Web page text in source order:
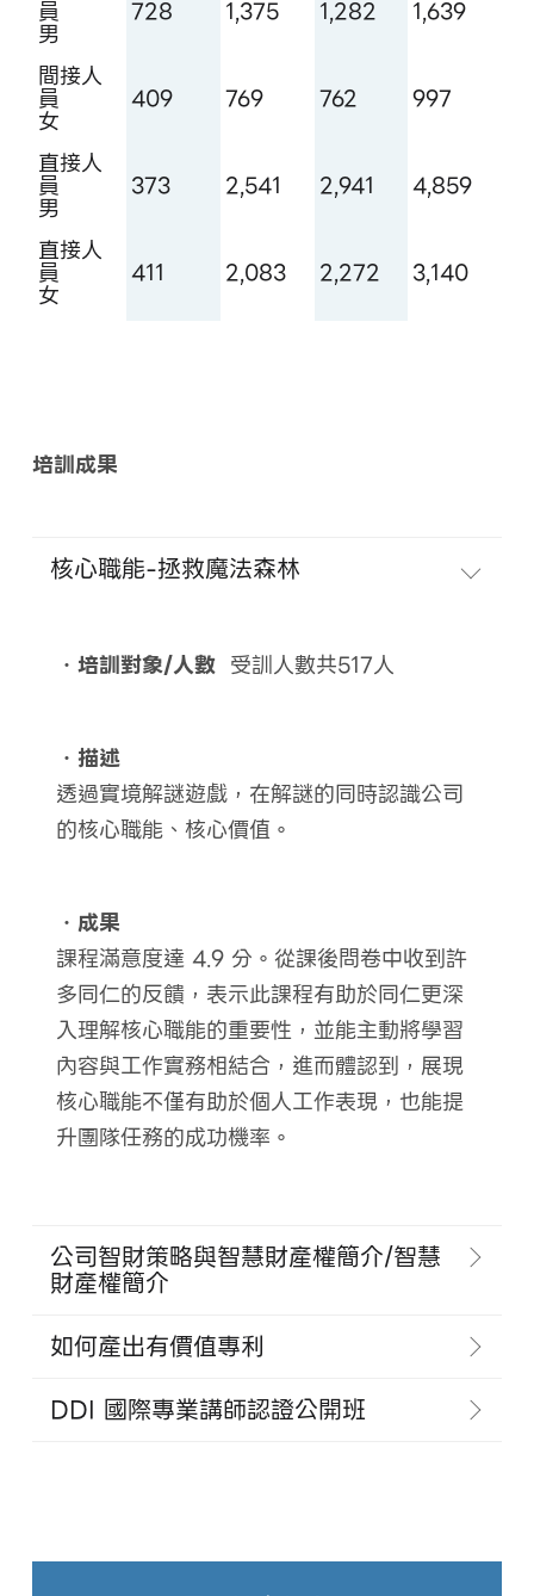
員
男
728 1,375 1,282
1,639
間接人
員
女
409 769 762
997
直接人
員
男
373 2,541 2,941
4,859
直接人
員
女
411 2,083 2,272 3,140
培訓成果
核心職能-拯救魔法森林
．培訓對象/人數 受訓人數共517人
．描述
透過實境解謎遊戲，在解謎的同時認識公司
的核心職能、核心價值。
．成果
課程滿意度達 4.9 分。從課後問卷中收到許
多同仁的反饋，表示此課程有助於同仁更深
入理解核心職能的重要性，並能主動將學習
內容與工作實務相結合，進而體認到，展現
核心職能不僅有助於個人工作表現，也能提
升團隊任務的成功機率。
公司智財策略與智慧財產權簡介/智慧
財產權簡介
如何產出有價值專利
DDI 國際專業講師認證公開班